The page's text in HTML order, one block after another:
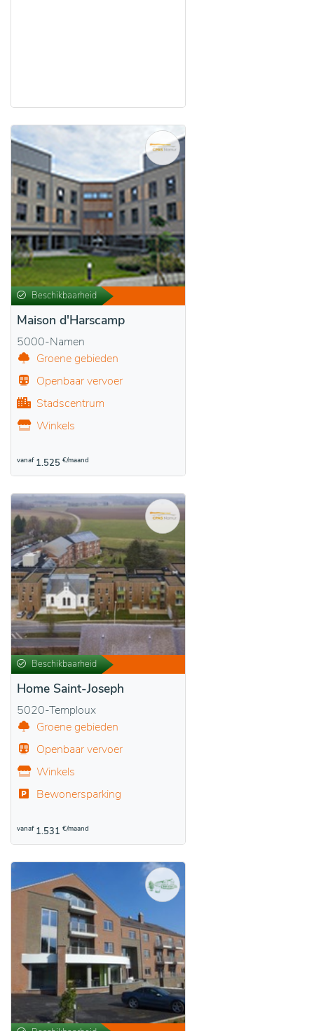
Beschikbaarheid
Maison d'Harscamp
5000-Namen
Groene gebieden
Openbaar vervoer
Stadscentrum
Winkels
vanaf 1.525 €/maand
Beschikbaarheid
Home Saint-Joseph
5020-Temploux
Groene gebieden
Openbaar vervoer
Winkels
Bewonersparking
vanaf 1.531 €/maand